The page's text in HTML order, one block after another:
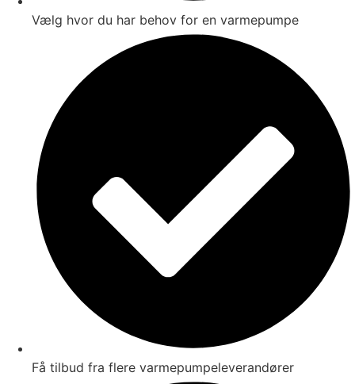
Vælg hvor du har behov for en varmepumpe
Få tilbud fra flere varmepumpeleverandører